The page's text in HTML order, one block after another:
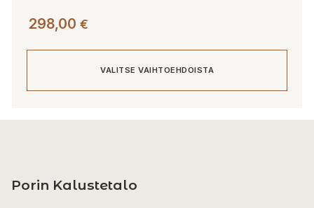
298,00 €
VALITSE VAIHTOEHDOISTA
muunnelma.
Porin Kalustetalo